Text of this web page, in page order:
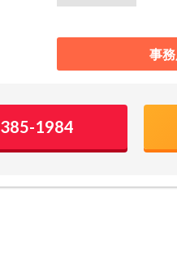
事
1984